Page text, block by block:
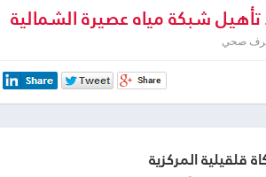
شبكة مياه عصيرة الشمالية
صحي
قلقيلية المركزية